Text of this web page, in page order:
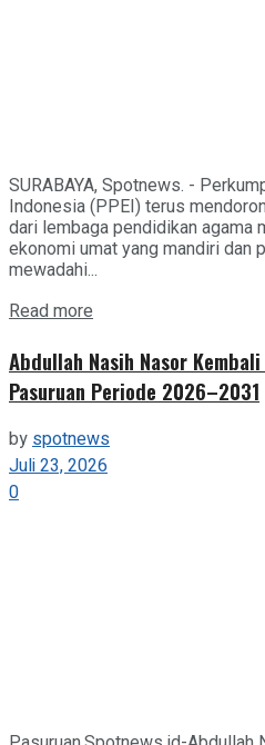
SURABAYA, Spotnews. -
Indonesia (PPEI) terus
dari lembaga pendidikan agama
ekonomi umat yang mandiri dan
mewadahi...
Read more
Abdullah Nasih Nasor
Pasuruan Periode 2026–2031
byspotnews
Juli 23, 2026
0